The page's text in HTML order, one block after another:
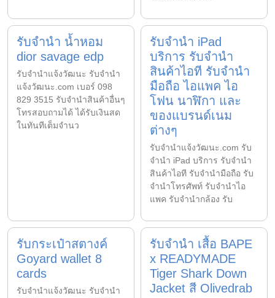
รับจำนำ น้ำหอม
dior savage edp
รับจํานําแจ้งวัฒนะ รับจํานํา
แจ้งวัฒนะ.com เบอร์ 098
829 3515 รับจำนำสินค้าอื่นๆ
โทรสอบถามได้ ได้รับเงินสด
ในทันทีเต็มจำนว
รับจำนำ iPad
บริการ รับจำนำ
สินค้าไอที รับจำนำ
มือถือ ไอแพค ไอ
โฟน นาฬิกา และ
ของแบรนด์เนม
ต่างๆ
รับจํานําแจ้งวัฒนะ.com รับ
จำนำ iPad บริการ รับจำนำ
สินค้าไอที รับจำนำมือถือ รับ
จำนำโทรศัพท์ รับจำนำไอ
แพค รับจำนำกล้อง รับ
รับกระเป๋าสตางค์
Goyard wallet 8
cards
รับจํานําแจ้งวัฒนะ รับจํานํา
รับจำนำ เสื้อ BAPE
x READYMADE
Tiger Shark Down
Jacket สี Olivedrab